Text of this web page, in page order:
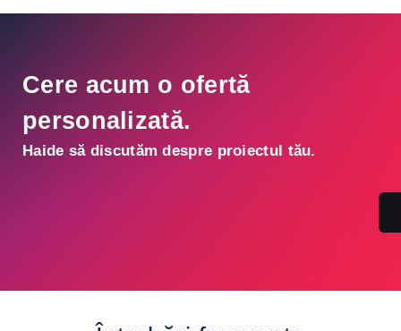
Cere acum o ofertă
personalizată.
Haide să discutăm despre proiectul tău.